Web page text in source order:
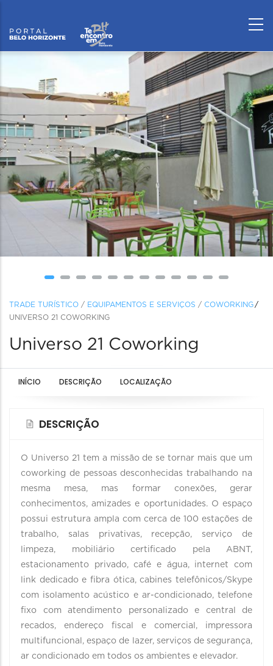
TRADE TURÍSTICO / EQUIPAMENTOS E SERVIÇOS / COWORKING
UNIVERSO 21 COWORKING
Universo 21 Coworking
INÍCIO DESCRIÇÃO LOCALIZAÇÃO
DESCRIÇÃO
O Universo 21 tem a missão de se tornar mais que um
coworking de pessoas desconhecidas trabalhando na
mesma mesa, mas formar conexões, gerar
conhecimentos, amizades e oportunidades. O espaço
possui estrutura ampla com cerca de 100 estações de
trabalho, salas privativas, recepção, serviço de
limpeza, mobiliário certificado pela ABNT,
estacionamento privado, café e água, internet com
link dedicado e fibra ótica, cabines telefônicos/Skype
com isolamento acústico e ar-condicionado, telefone
fixo com atendimento personalizado e central de
recados, endereço fiscal e comercial, impressora
multifuncional, espaço de lazer, serviços de segurança,
ar condicionado em todos os ambientes e elevador.